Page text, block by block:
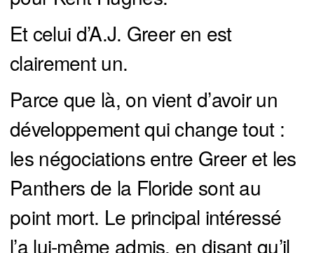
Et celui d’A.J. Greer en est
clairement un.
Parce que là, on vient d’avoir un
développement qui change tout :
les négociations entre Greer et les
Panthers de la Floride sont au
point mort. Le principal intéressé
l’a lui-même admis, en disant qu’il